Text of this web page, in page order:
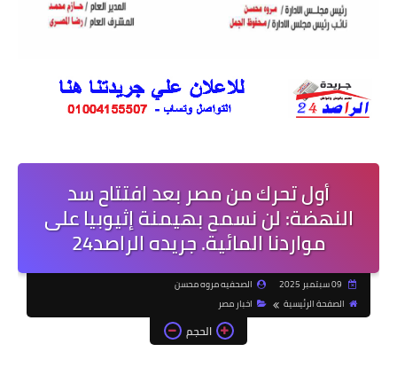
أول تحرك من مصر بعد افتتاح سد
النهضة: لن نسمح بهيمنة إثيوبيا على
مواردنا المائية. جريده الراصد24
الصحفيه مروه محسن
الصفحة الرئيسية
اخبار مصر
الحجم